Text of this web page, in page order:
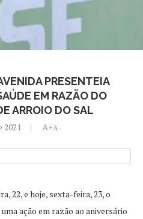
PRESENTEIA
EM RAZÃO DO
ARROIO DO SAL
2021 A+A-
22, e hoje, sexta-feira, 23, o
ação em razão ao aniversário